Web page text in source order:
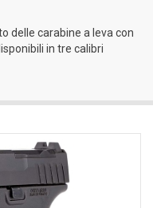
delle carabine a leva con
in tre calibri